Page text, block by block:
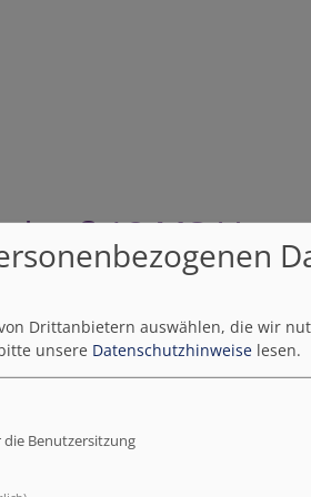
§ 18 MStV
durch
vor einer
auf diesen Seiten nach den
oder gespeicherte fremde
Drittanbietern auswählen, die wir
unsere Datenschutzhinweise lesen.
die Benutzersitzung